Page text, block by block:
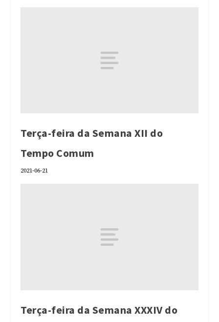
Terça-feira da Semana XII do
Tempo Comum
2021-06-21
Terça-feira da Semana XXXIV do